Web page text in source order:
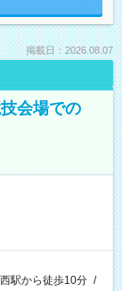
掲載日：2026.08.07
会場での
駅から徒歩10分 /